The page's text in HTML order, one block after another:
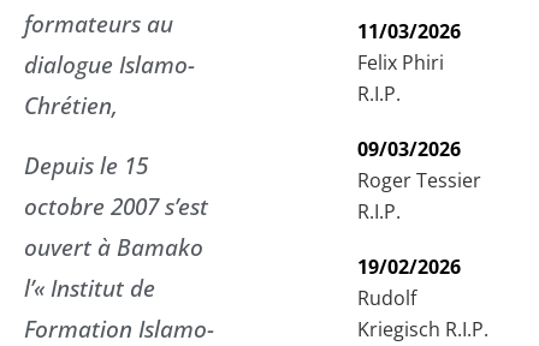
formateurs au
dialogue Islamo-
Chrétien,
Depuis le 15
octobre 2007 s’est
ouvert à Bamako
l’« Institut de
Formation Islamo-
11/03/2026
Felix Phiri
R.I.P.
09/03/2026
Roger Tessier
R.I.P.
19/02/2026
Rudolf
Kriegisch R.I.P.